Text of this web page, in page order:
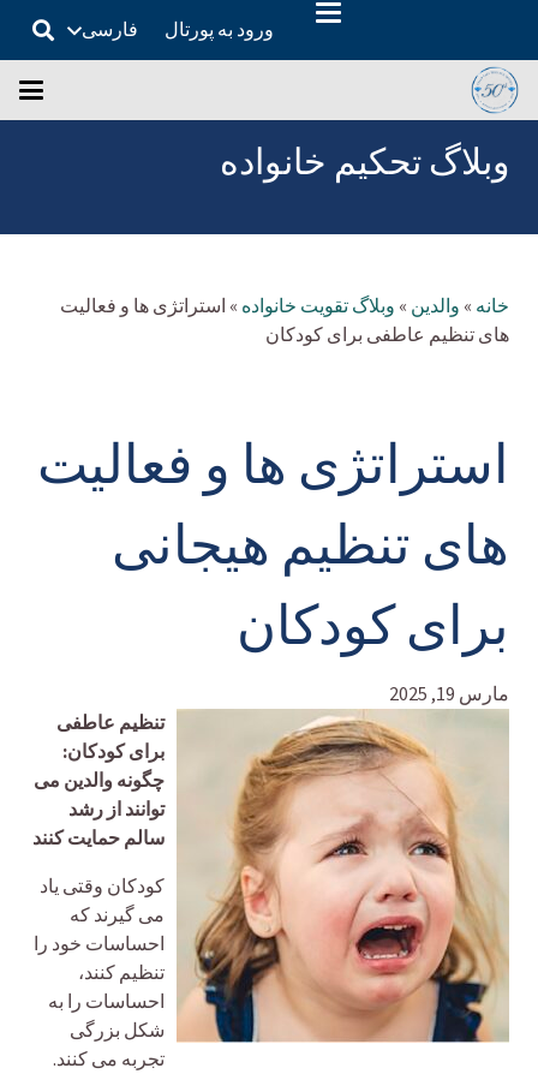
ورود به پورتال فارسی
وبلاگ تحکیم خانواده
خانه » والدین » وبلاگ تقویت خانواده » استراتژی ها و فعالیت
های تنظیم عاطفی برای کودکان
استراتژی ها و فعالیت
های تنظیم هیجانی
برای کودکان
مارس 19, 2025
تنظیم عاطفی
برای کودکان:
چگونه والدین می
توانند از رشد
سالم حمایت کنند
کودکان وقتی یاد
می گیرند که
احساسات خود را
تنظیم کنند،
احساسات را به
شکل بزرگی
تجربه می کنند.